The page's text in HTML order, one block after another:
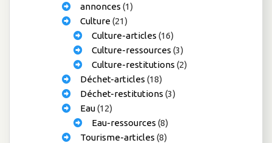
annonces (1)
Culture(21)
Culture-articles (16)
Culture-ressources (3)
Culture-restitutions (2)
Déchet-articles (18)
Déchet-restitutions (3)
Eau(12)
Eau-ressources (8)
Tourisme-articles (8)